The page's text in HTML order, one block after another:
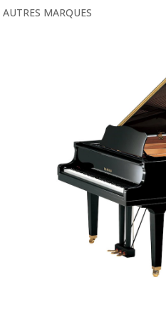
AUTRES MARQUES